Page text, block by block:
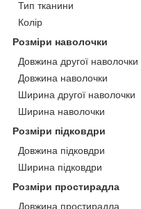
Тип тканини
Колір
Розміри наволочки
Довжина другої наволочки
Довжина наволочки
Ширина другої наволочки
Ширина наволочки
Розміри підковдри
Довжина підковдри
Ширина підковдри
Розміри простирадла
Довжина простирадла